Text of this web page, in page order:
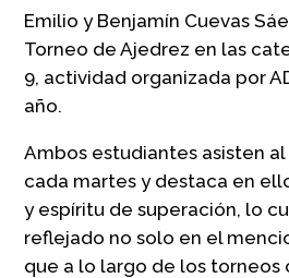
Emilio y Benjamín Cuevas
Torneo de Ajedrez en las
9, actividad organizada por
año.
Ambos estudiantes asisten
cada martes y destaca en
y espíritu de superación, lo
reflejado no solo en el
que a lo largo de los torneos